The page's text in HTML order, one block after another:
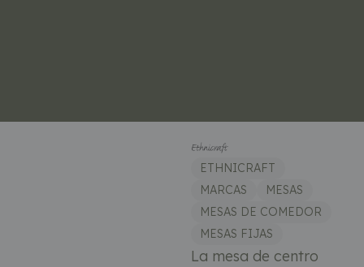
ETHNICRAFT
MARCAS
MESAS
MESAS DE COMEDOR
MESAS FIJAS
La mesa de centro